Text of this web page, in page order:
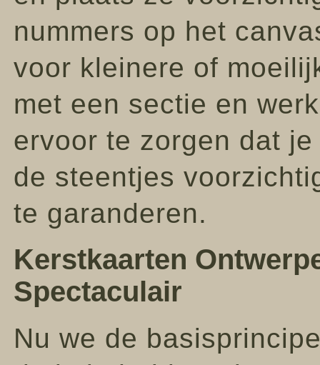
nummers op het
voor kleinere of
met een sectie en
ervoor te zorgen dat
de steentjes
te garanderen.
Kerstkaarten
Spectaculair
Nu we de